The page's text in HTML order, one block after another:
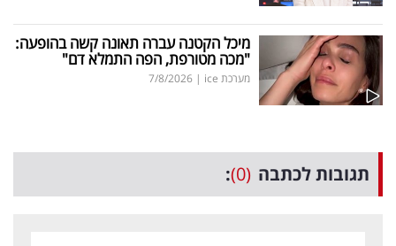
מיכל הקטנה עברה תאונה קשה בהופעה:
"מכה מטורפת, הפה התמלא דם"
מערכת ice |
7/8/2026
תגובות לכתבה (0)
: